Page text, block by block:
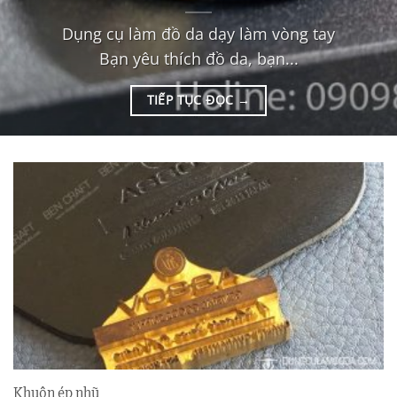
Dụng cụ làm đồ da dạy làm vòng tay
Bạn yêu thích đồ da, bạn...
TIẾP TỤC ĐỌC →